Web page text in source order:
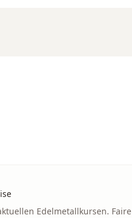
Edelmetallkursen. Faire